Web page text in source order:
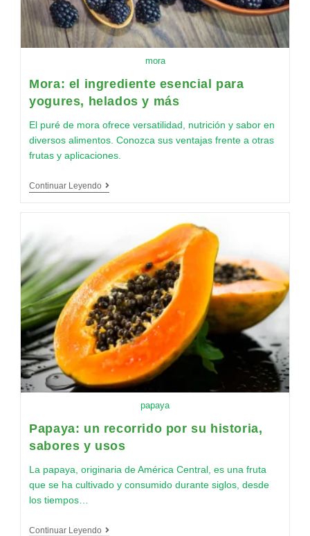
mora
Mora: el ingrediente esencial para
yogures, helados y más
El puré de mora ofrece versatilidad, nutrición y sabor en
diversos alimentos. Conozca sus ventajas frente a otras
frutas y aplicaciones.
Continuar Leyendo
papaya
Papaya: un recorrido por su historia,
sabores y usos
La papaya, originaria de América Central, es una fruta
que se ha cultivado y consumido durante siglos, desde
los tiempos…
Continuar Leyendo